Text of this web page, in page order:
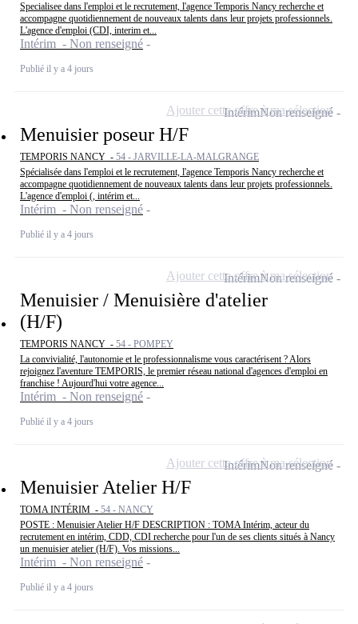
Specialisee dans l'emploi et le recrutement, l'agence Temporis Nancy recherche et
accompagne quotidiennement de nouveaux talents dans leur projets professionnels.
L'agence d'emploi (CDI, interim et...
Intérim - Non renseigné
Publié il y a 4 jours
Menuisier poseur H/F
TEMPORIS NANCY - 54 - JARVILLE-LA-MALGRANGE
Spécialisée dans l'emploi et le recrutement, l'agence Temporis Nancy recherche et
accompagne quotidiennement de nouveaux talents dans leur projets professionnels.
L'agence d'emploi (, intérim et...
Intérim - Non renseigné
Publié il y a 4 jours
IntérimNon renseigné
Ajouter cette offre à ma sélection
Menuisier / Menuisière d'atelier
(H/F)
TEMPORIS NANCY - 54 - POMPEY
La convivialité, l'autonomie et le professionnalisme vous caractérisent ? Alors
rejoignez l'aventure TEMPORIS, le premier réseau national d'agences d'emploi en
franchise ! Aujourd'hui votre agence...
Intérim - Non renseigné
Publié il y a 4 jours
IntérimNon renseigné
Ajouter cette offre à ma sélection
Menuisier Atelier H/F
TOMA INTÉRIM - 54 - NANCY
POSTE : Menuisier Atelier H/F DESCRIPTION : TOMA Intérim, acteur du
recrutement en intérim, CDD, CDI recherche pour l'un de ses clients situés à Nancy
un menuisier atelier (H/F). Vos missions...
Intérim - Non renseigné
Publié il y a 4 jours
IntérimNon renseigné
Ajouter cette offre à ma sélection